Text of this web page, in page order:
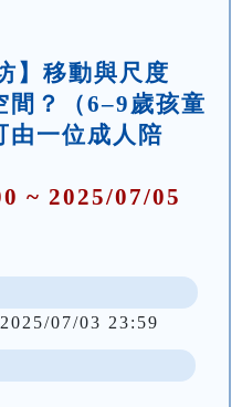
】移動與尺度
？（6–9歲孩童
由一位成人陪
~ 2025/07/05
07/03 23:59